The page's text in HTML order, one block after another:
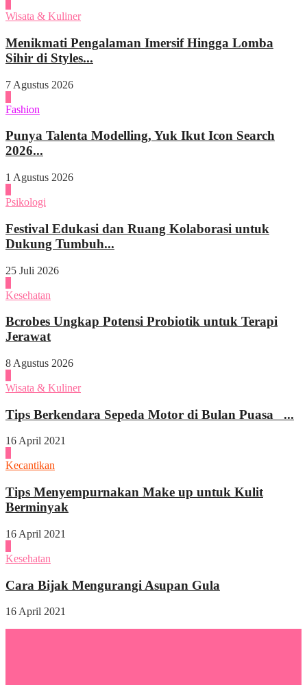
Wisata & Kuliner
Menikmati Pengalaman Imersif Hingga Lomba
Sihir di Styles...
7 Agustus 2026
Fashion
Punya Talenta Modelling, Yuk Ikut Icon Search
2026...
1 Agustus 2026
Psikologi
Festival Edukasi dan Ruang Kolaborasi untuk
Dukung Tumbuh...
25 Juli 2026
Kesehatan
Bcrobes Ungkap Potensi Probiotik untuk Terapi
Jerawat
8 Agustus 2026
Wisata & Kuliner
Tips Berkendara Sepeda Motor di Bulan Puasa ...
16 April 2021
Kecantikan
Tips Menyempurnakan Make up untuk Kulit
Berminyak
16 April 2021
Kesehatan
Cara Bijak Mengurangi Asupan Gula
16 April 2021